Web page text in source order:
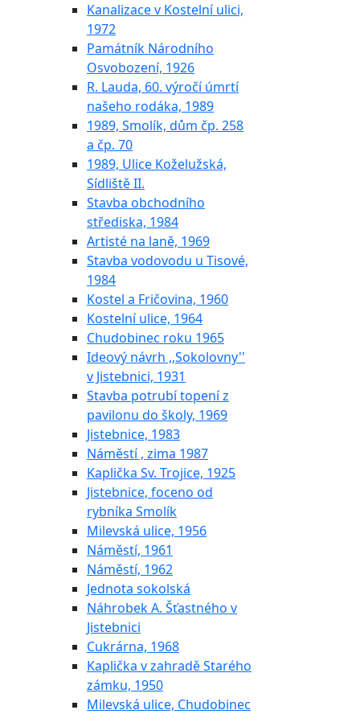
Kanalizace v Kostelní ulici,
1972
Památník Národního
Osvobození, 1926
R. Lauda, 60. výročí úmrtí
našeho rodáka, 1989
1989, Smolík, dům čp. 258
a čp. 70
1989, Ulice Koželužská,
Sídliště II.
Stavba obchodního
střediska, 1984
Artisté na laně, 1969
Stavba vodovodu u Tisové,
1984
Kostel a Fričovina, 1960
Kostelní ulice, 1964
Chudobinec roku 1965
Ideový návrh ,,Sokolovny''
v Jistebnici, 1931
Stavba potrubí topení z
pavilonu do školy, 1969
Jistebnice, 1983
Náměstí , zima 1987
Kaplička Sv. Trojice, 1925
Jistebnice, foceno od
rybníka Smolík
Milevská ulice, 1956
Náměstí, 1961
Náměstí, 1962
Jednota sokolská
Náhrobek A. Šťastného v
Jistebnici
Cukrárna, 1968
Kaplička v zahradě Starého
zámku, 1950
Milevská ulice, Chudobinec